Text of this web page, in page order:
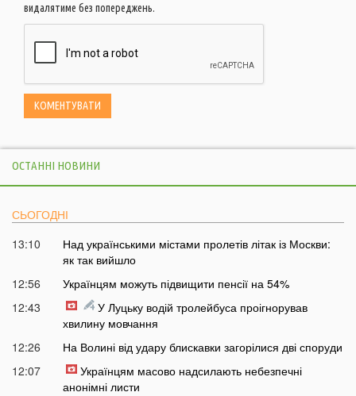
видалятиме без попереджень.
ОСТАННІ НОВИНИ
СЬОГОДНІ
13:10
Над українськими містами пролетів літак із Москви:
як так вийшло
12:56
Українцям можуть підвищити пенсії на 54%
12:43
У Луцьку водій тролейбуса проігнорував
хвилину мовчання
12:26
На Волині від удару блискавки загорілися дві споруди
12:07
Українцям масово надсилають небезпечні
анонімні листи